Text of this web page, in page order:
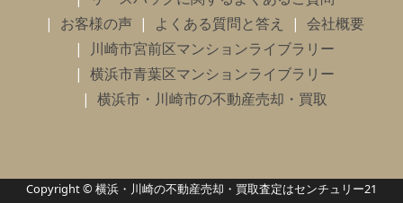
リースバックの活用事例
リースバックに関するよくあるご質問
お客様の声
よくある質問と答え
会社概要
川崎市宮前区マンションライブラリー
横浜市青葉区マンションライブラリー